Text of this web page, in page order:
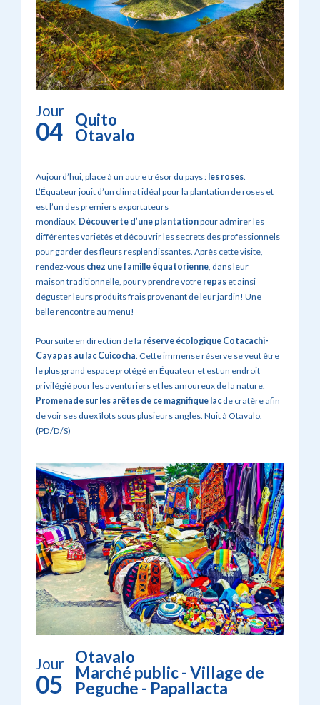
Jour
04
Quito
Otavalo
Aujourd’hui, place à un autre trésor du pays : les roses.
L’Équateur jouit d’un climat idéal pour la plantation de roses et
est l’un des premiers exportateurs
mondiaux. Découverte d’une plantationpour admirer les
différentes variétés et découvrir les secrets des professionnels
pour garder des fleurs resplendissantes. Après cette visite,
rendez-vous chez unefamille équatorienne, dans leur
maison traditionnelle, pour y prendre votre repas et ainsi
déguster leurs produits frais provenant de leur jardin! Une
belle rencontre au menu!
Poursuite en direction de la réserve écologique Cotacachi-
Cayapas au lac Cuicocha. Cette immense réserve se veut être
le plus grand espace protégé en Équateur et est un endroit
privilégié pour les aventuriers et les amoureux de la nature.
Promenade sur les arêtes de ce magnifique lac de cratère afin
de voir ses duex îlots sous plusieurs angles. Nuit à Otavalo.
(PD/D/S)
Jour
05
Otavalo
Marché public - Village de
Peguche - Papallacta